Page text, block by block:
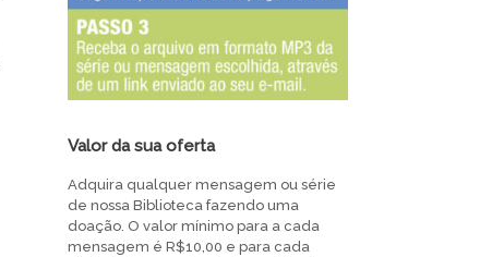
Valor da sua oferta
Adquira qualquer mensagem ou série
de nossa Biblioteca fazendo uma
doação. O valor mínimo para a cada
mensagem é R$10,00 e para cada